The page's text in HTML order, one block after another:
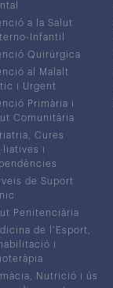
a la Salut
Infantil
Quirúrgica
al Malalt
i Urgent
Primària i
Comunitària
Cures
i
de Suport
Penitenciària
de l’Esport,
i
Nutrició i ús